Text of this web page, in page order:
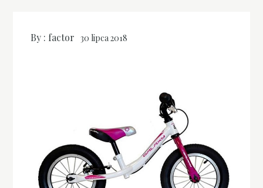
By : factor 30 lipca 2018